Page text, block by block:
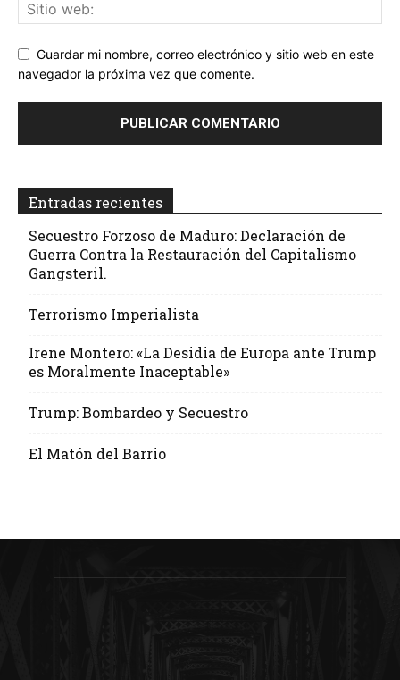
Guardar mi nombre, correo electrónico y sitio web en este
navegador la próxima vez que comente.
Entradas recientes
Secuestro Forzoso de Maduro: Declaración de
Guerra Contra la Restauración del Capitalismo
Gangsteril.
Terrorismo Imperialista
Irene Montero: «La Desidia de Europa ante Trump
es Moralmente Inaceptable»
Trump: Bombardeo y Secuestro
El Matón del Barrio